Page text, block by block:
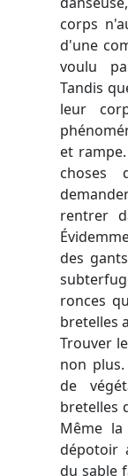
corps
d'une
voulu
Tandis
leur
et
choses
rentrer
des
ronces
bretelles
Trouver
non
de
bretelles
Même
dépotoir
du sable